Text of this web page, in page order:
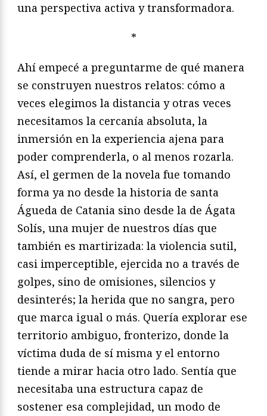
una perspectiva activa y transformadora.
*
Ahí empecé a preguntarme de qué manera
se construyen nuestros relatos: cómo a
veces elegimos la distancia y otras veces
necesitamos la cercanía absoluta, la
inmersión en la experiencia ajena para
poder comprenderla, o al menos rozarla.
Así, el germen de la novela fue tomando
forma ya no desde la historia de santa
Águeda de Catania sino desde la de Ágata
Solís, una mujer de nuestros días que
también es martirizada: la violencia sutil,
casi imperceptible, ejercida no a través de
golpes, sino de omisiones, silencios y
desinterés; la herida que no sangra, pero
que marca igual o más. Quería explorar ese
territorio ambiguo, fronterizo, donde la
víctima duda de sí misma y el entorno
tiende a mirar hacia otro lado. Sentía que
necesitaba una estructura capaz de
sostener esa complejidad, un modo de